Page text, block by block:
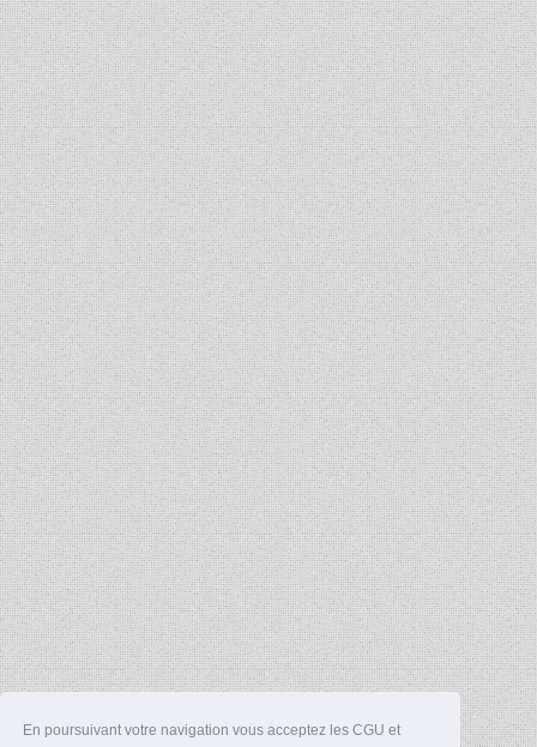
En poursuivant votre navigation vous acceptez les CGU et